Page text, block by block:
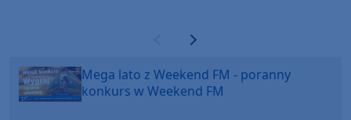
Poprzednia strona
Następna strona
Mega lato z Weekend FM - poranny
konkurs w Weekend FM